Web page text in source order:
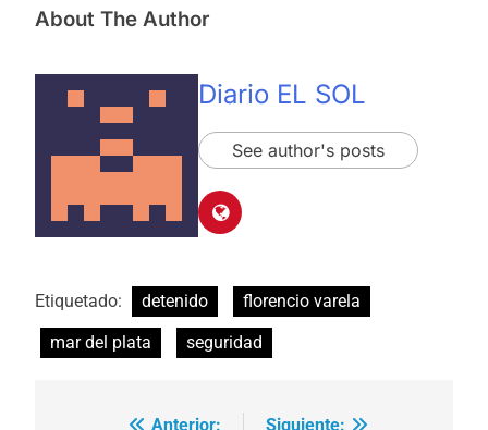
About The Author
Diario EL SOL
See author's posts
Etiquetado: detenido
florencio varela
mar del plata
seguridad
Anterior:
Siguiente: